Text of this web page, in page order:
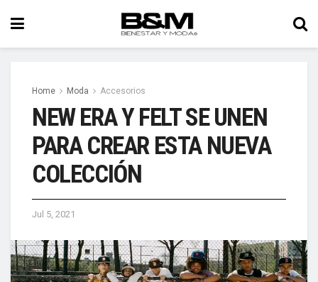
Home Moda Accesorios
NEW ERA Y FELT SE UNEN
PARA CREAR ESTA NUEVA
COLECCIÓN
Jul 5, 2021